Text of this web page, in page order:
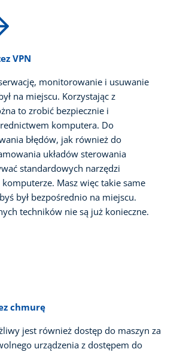
VPN
monitorowanie i usuwanie
na miejscu. Korzystając z
to zrobić bezpiecznie i
komputera. Do
błędów, jak również do
układów sterowania
standardowych narzędzi
Masz więc takie same
był bezpośrednio na miejscu.
techników nie są już konieczne.
chmurę
jest również dostęp do maszyn za
urządzenia z dostępem do